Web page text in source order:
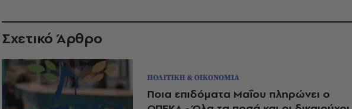
Σχετικό Άρθρο
ΠΟΛΙΤΙΚΗ & ΟΙΚΟΝΟΜΙΑ
Ποια επιδόματα Μαΐου πληρώνει ο